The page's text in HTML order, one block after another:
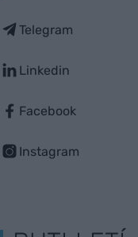
Telegram
Linkedin
Facebook
Instagram